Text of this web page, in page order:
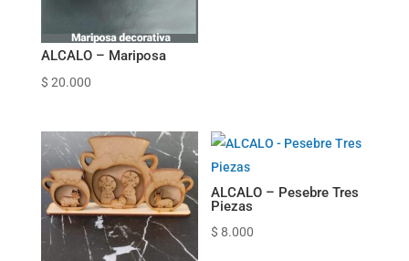
ALCALO – Mariposa
$ 20.000
ALCALO – Pesebre Tres
Piezas
$ 8.000